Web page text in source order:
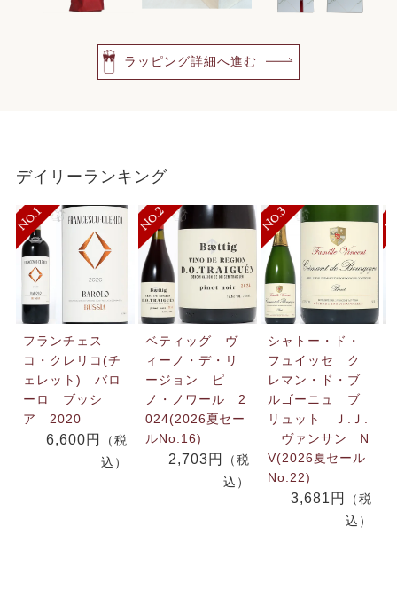
ラッピング詳細へ進む
デイリーランキング
フランチェス
コ・クレリコ(チ
ェレット) バロ
ーロ ブッシ
ア 2020
6,600円
（税
込）
ベティッグ ヴ
ィーノ・デ・リ
ージョン ピ
ノ・ノワール 2
024(2026夏セー
ルNo.16)
2,703円
（税
込）
シャトー・ド・
フュイッセ ク
レマン・ド・ブ
ルゴーニュ ブ
リュット Ｊ.Ｊ.
ヴァンサン N
V(2026夏セール
No.22)
3,681円
（税
込）